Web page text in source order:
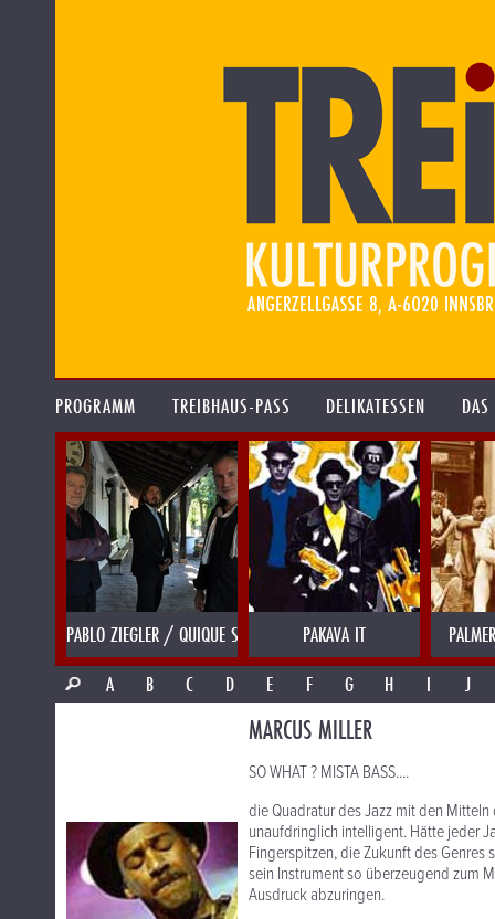
PROGRAMM TREIBHAUS-PASS DELIKATESSEN
PABLO ZIEGLER / QUIQUE SINESI PAKAVA IT
A
B C D E F G H I J
MARCUS MILLER
SO WHAT ? MISTA BASS....
die Quadratur des Jazz mit den
unaufdringlich intelligent. Hätte jeder
Fingerspitzen, die Zukunft des Genres
sein Instrument so überzeugend zum
Ausdruck abzuringen.